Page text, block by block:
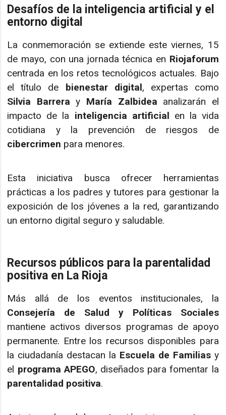
Desafíos de la inteligencia artificial y el
entorno digital
La conmemoración se extiende este viernes, 15
de mayo, con una jornada técnica en Riojaforum
centrada en los retos tecnológicos actuales. Bajo
el título de bienestar digital, expertas como
Silvia Barrera y María Zalbidea analizarán el
impacto de la inteligencia artificial en la vida
cotidiana y la prevención de riesgos de
cibercrimen para menores.
Esta iniciativa busca ofrecer herramientas
prácticas a los padres y tutores para gestionar la
exposición de los jóvenes a la red, garantizando
un entorno digital seguro y saludable.
Recursos públicos para la parentalidad
positiva en La Rioja
Más allá de los eventos institucionales, la
Consejería de Salud y Políticas Sociales
mantiene activos diversos programas de apoyo
permanente. Entre los recursos disponibles para
la ciudadanía destacan la Escuela de Familiasy
el programa APEGO, diseñados para fomentar la
parentalidad positiva.